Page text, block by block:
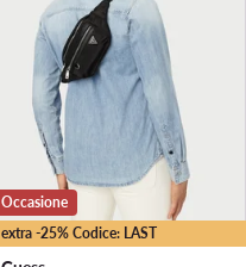
extra -25% Codice: LAST
Occasione